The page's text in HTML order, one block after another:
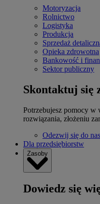
Motoryzacja
Rolnictwo
Logistyka
Produkcja
Sprzedaż
Opieka zdrowotna
Bankowość i
Sektor publiczny
Skontaktuj się
Potrzebujesz pomocy w
rozwiązania, złożeniu
Odezwij się do nas
Dla przedsiębiorstw
Zasoby
Dowiedz się